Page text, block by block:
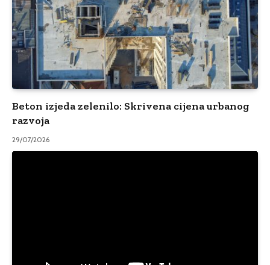
Beton izjeda zelenilo: Skrivena cijena urbanog
razvoja
29/07/2026